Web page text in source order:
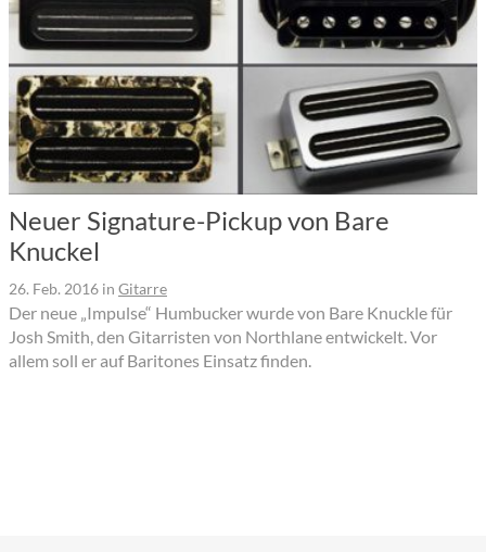
Neuer Signature-Pickup von Bare
Knuckel
26. Feb. 2016 in Gitarre
Der neue „Impulse“ Humbucker wurde von Bare Knuckle für
Josh Smith, den Gitarristen von Northlane entwickelt. Vor
allem soll er auf Baritones Einsatz finden.